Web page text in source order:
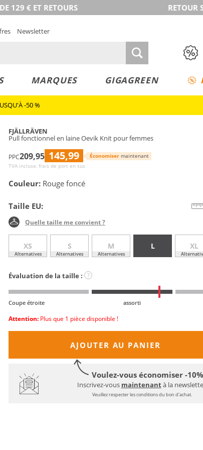
129 € ET RETOURS RETOUR
Newsletter
MARQUES GIGAGREEN
-50 %
FJÄLLRÄVEN
Pull fonctionnel en laine Oevik Knit pour femmes
PPC209,95 145,99 Économiser maintenant
TVA incluse, frais de port en sus
Couleur: Rouge foncé
Taille EU:
Quelle taille me convient ?
XS
Alternatives
S
Alternatives
M
Alternatives
L XL
Évaluation de la taille : ?
Coupe étroite assorti
Attention: Plus que 1 pièce disponible !
AJOUTER AU PANIER
Voulez-vous économiser -
Inscrivez-vous maintenantà la
Veuillez respecter les conditions du bon d'achat.